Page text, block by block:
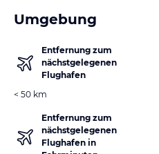
Umgebung
Entfernung zum
nächstgelegenen
Flughafen
< 50 km
Entfernung zum
nächstgelegenen
Flughafen in